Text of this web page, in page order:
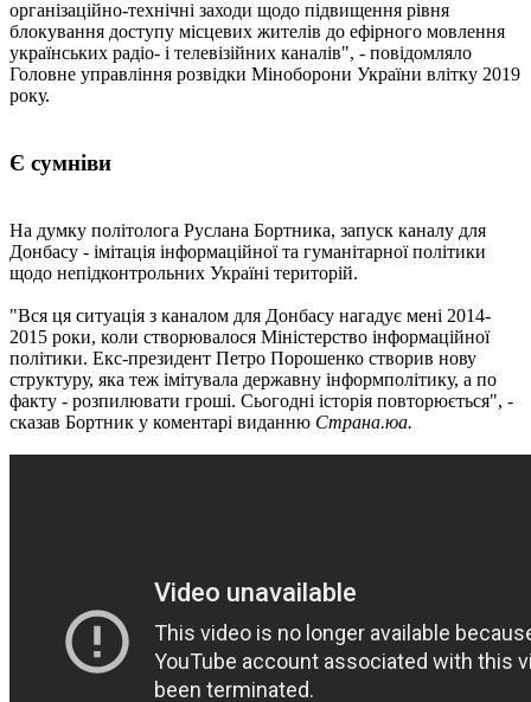
організаційно-технічні заходи щодо підвищення рівня
блокування доступу місцевих жителів до ефірного мовлення
українських радіо- і телевізійних каналів", - повідомляло
Головне управління розвідки Міноборони України влітку 2019
року.
Є сумніви
На думку політолога Руслана Бортника, запуск каналу для
Донбасу - імітація інформаційної та гуманітарної політики
щодо непідконтрольних Україні територій.
"Вся ця ситуація з каналом для Донбасу нагадує мені 2014-
2015 роки, коли створювалося Міністерство інформаційної
політики. Екс-президент Петро Порошенко створив нову
структуру, яка теж імітувала державну інформполітику, а по
факту - розпилювати гроші. Сьогодні історія повторюється", -
сказав Бортник у коментарі виданню Страна.юа.